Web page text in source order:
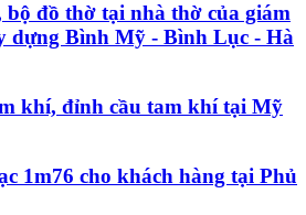
đồ thờ tại nhà thờ của giám
dựng Bình Mỹ - Bình Lục - Hà
khí, đỉnh cầu tam khí tại Mỹ
1m76 cho khách hàng tại Phủ